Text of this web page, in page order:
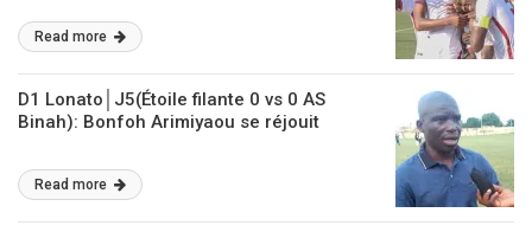
Read more
D1 Lonato│J5(Étoile filante 0 vs 0 AS
Binah): Bonfoh Arimiyaou se réjouit
Read more